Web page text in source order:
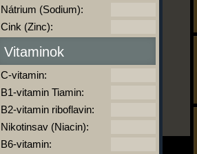
kalóriabázis.hu
Nátrium (Sodium):
Cink (Zinc):
Vitaminok
C-vitamin:
B1-vitamin Tiamin:
B2-vitamin riboflavin:
Nikotinsav (Niacin):
B6-vitamin: